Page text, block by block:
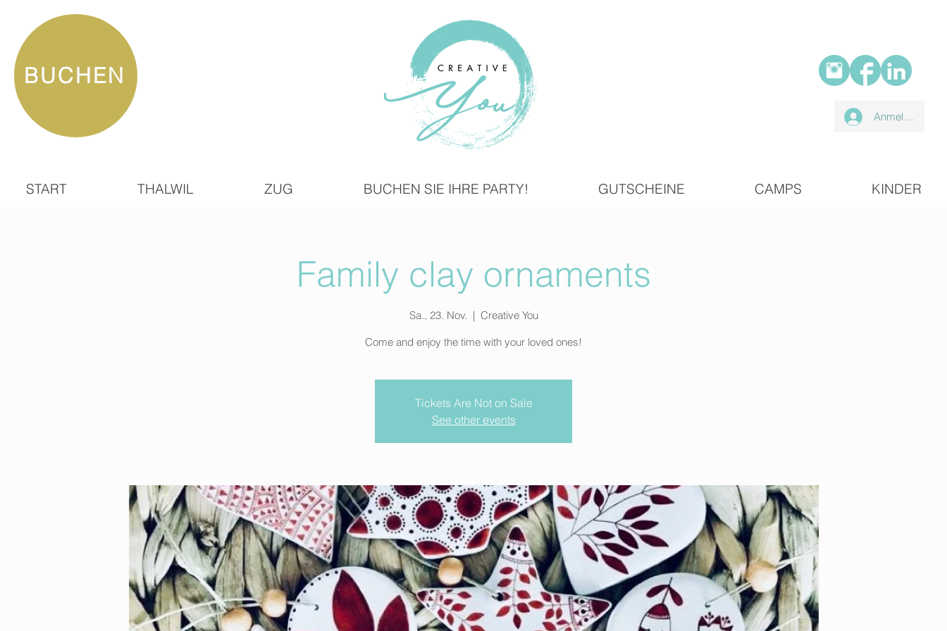
BUCHEN
Anmelden
START THALWIL ZUG BUCHEN SIE IHRE PARTY! GUTSCHEINE CAMPS KINDER
Family clay ornaments
Sa., 23. Nov.
  |
Creative You
Come and enjoy the time with your loved ones!
Tickets Are Not on Sale
See other events